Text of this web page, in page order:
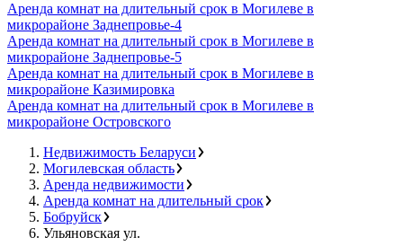
Аренда комнат на длительный срок в Могилеве в
микрорайоне Заднепровье-4
Аренда комнат на длительный срок в Могилеве в
микрорайоне Заднепровье-5
Аренда комнат на длительный срок в Могилеве в
микрорайоне Казимировка
Аренда комнат на длительный срок в Могилеве в
микрорайоне Островского
Недвижимость Беларуси
Могилевская область
Аренда недвижимости
Аренда комнат на длительный срок
Бобруйск
Ульяновская ул.